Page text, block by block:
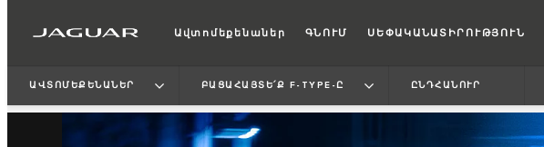
Ավտոմեքենաներ ԳՆՈՒՄ ՍԵՓԱԿԱՆԱՏԻՐՈՒԹՅՈՒՆ
ԱՎՏՈՄԵՔԵՆԱՆԵՐ ԲԱՑԱՀԱՅՏԵ՛Ք F-TYPE-Ը ԸՆԴՀԱՆՈՒՐ